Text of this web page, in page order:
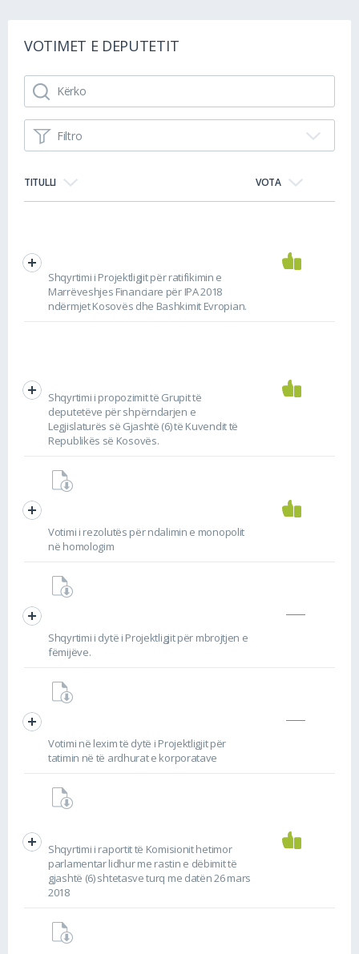
VOTIMET E DEPUTETIT
Filtro
TITULLI VOTA
Shqyrtimi i Projektligjit për ratifikimin e
Marrëveshjes Financiare për IPA 2018
ndërmjet Kosovës dhe Bashkimit Evropian.
Shqyrtimi i propozimit të Grupit të
deputetëve për shpërndarjen e
Legjislaturës së Gjashtë (6) të Kuvendit të
Republikës së Kosovës.
Votimi i rezolutës për ndalimin e monopolit
në homologim
Shqyrtimi i dytë i Projektligjit për mbrojtjen e
fëmijëve.
Votimi në lexim të dytë i Projektligjit për
tatimin në të ardhurat e korporatave
Shqyrtimi i raportit të Komisionit hetimor
parlamentar lidhur me rastin e dëbimit të
gjashtë (6) shtetasve turq me datën 26 mars
2018